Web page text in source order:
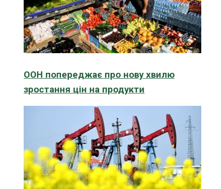
ООН попереджає про нову хвилю
зростання цін на продукти